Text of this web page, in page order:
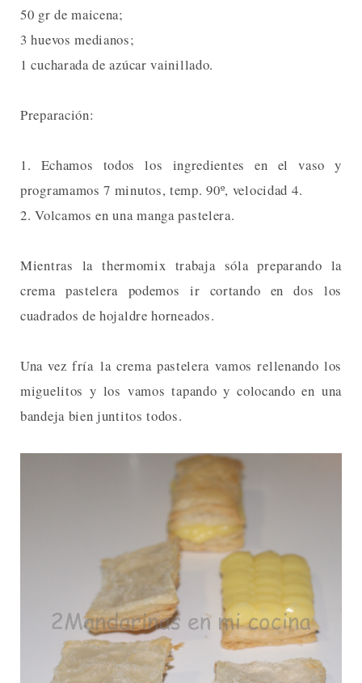
50 gr de maicena;
3 huevos medianos;
1 cucharada de azúcar vainillado.
Preparación:
1. Echamos todos los ingredientes en el vaso y
programamos 7 minutos, temp. 90º, velocidad 4.
2. Volcamos en una manga pastelera.
Mientras la thermomix trabaja sóla preparando la
crema pastelera podemos ir cortando en dos los
cuadrados de hojaldre horneados.
Una vez fría la crema pastelera vamos rellenando los
miguelitos y los vamos tapando y colocando en una
bandeja bien juntitos todos.